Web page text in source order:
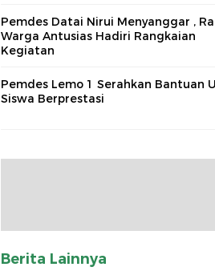
Pemdes Datai Nirui Menyanggar ,
Warga Antusias Hadiri Rangkaian
Kegiatan
Pemdes Lemo 1 Serahkan Bantuan
Siswa Berprestasi
Berita Lainnya